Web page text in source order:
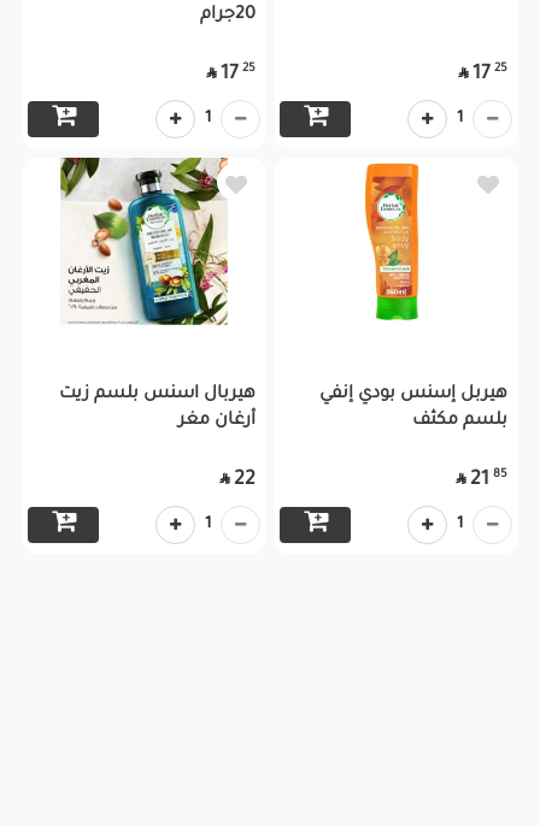
25
17

1
20جرام
25
17

1
هيربل إسنس بودي إنفي
بلسم مكثف
85
21

1
هيربال اسنس بلسم زيت
أرغان مغر
22

1